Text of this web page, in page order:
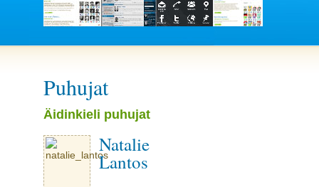
Puhujat
Äidinkieli puhujat
Natalie
Lantos